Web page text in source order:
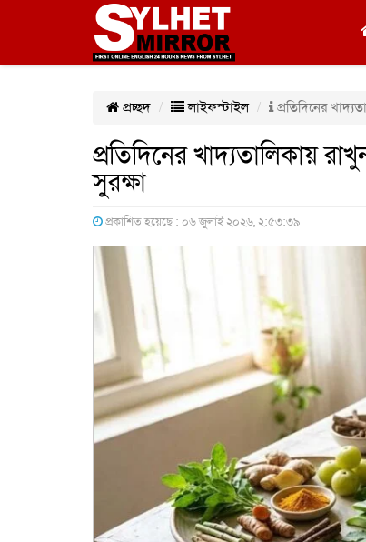
প্রচ্ছদ লাইফস্টাইল প্রতিদিনের
প্রতিদিনের খাদ্যতালিকায়
সুরক্ষা
প্রকাশিত হয়েছে : ০৬ জুলাই ২০২৬, ২:৫৩:৩৯